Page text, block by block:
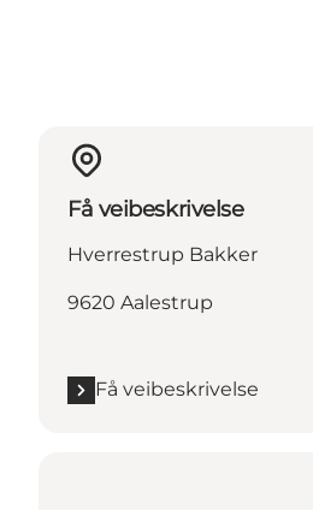
Få veibeskrivelse
Hverrestrup Bakker
9620 Aalestrup
Få veibeskrivelse